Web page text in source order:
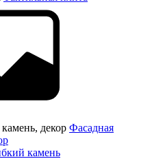
Фасадная
камень